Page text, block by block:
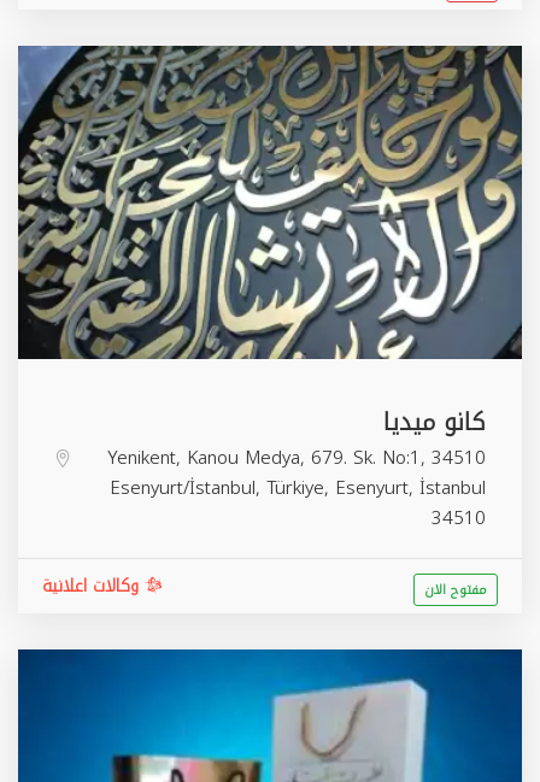
كانو ميديا
Yenikent, Kanou Medya, 679. Sk. No:1, 34510
Esenyurt/İstanbul, Türkiye, Esenyurt, İstanbul
34510
وكالات اعلانية مفتوح الان